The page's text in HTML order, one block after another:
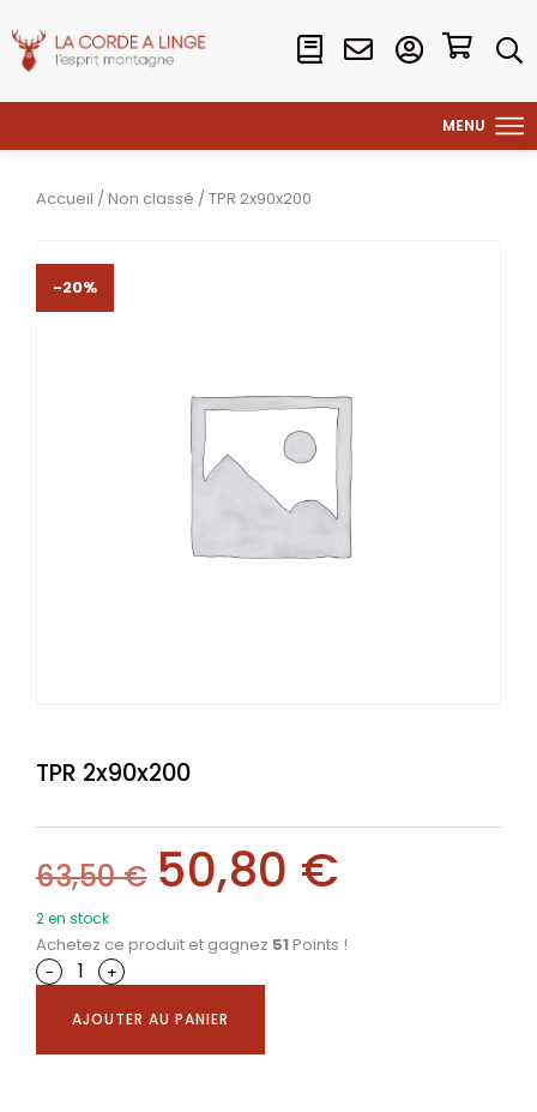
Accueil / Non classé / TPR 2x90x200
-20%
TPR 2x90x200
63,50€ 50,80 €
2 en stock
Achetez ce produit et gagnez 51 Points !
-
+
AJOUTER AU PANIER